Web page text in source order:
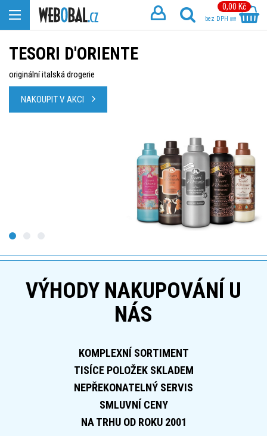
0,00 Kč
bez DPH
TESORI D'ORIENTE
originální italská drogerie
NAKOUPIT V AKCI
VÝHODY NAKUPOVÁNÍ U
NÁS
KOMPLEXNÍ SORTIMENT
TISÍCE POLOŽEK SKLADEM
NEPŘEKONATELNÝ SERVIS
SMLUVNÍ CENY
NA TRHU OD ROKU 2001